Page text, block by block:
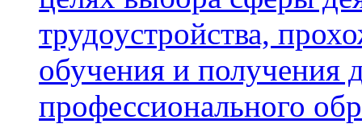
трудоустройства,
обучения и получения
профессионального